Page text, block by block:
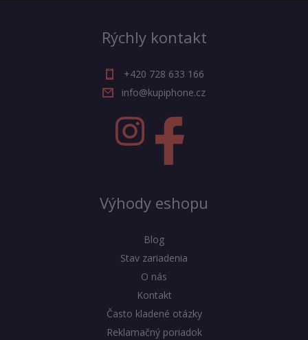
Rýchly kontakt
+420 728 633 166
info@kupiphone.cz
Výhody eshopu
Blog
Stav zariadenia
O nás
Kontakt
Často kladené otázky
Reklamačný poriadok